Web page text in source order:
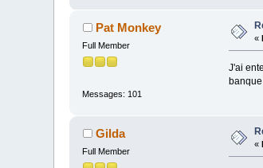
Pat Monkey
Full Member
Messages: 101
«
J'ai
Gilda
Full Member
«